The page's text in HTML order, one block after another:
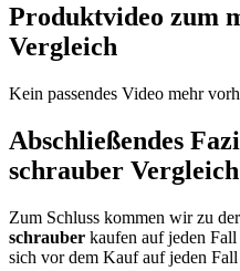
Produktvideo zum
Vergleich
Kein passendes Video mehr
Abschließendes
schrauber Vergleich
Zum Schluss kommen wir zu
schrauber kaufen auf jeden
sich vor dem Kauf auf jeden